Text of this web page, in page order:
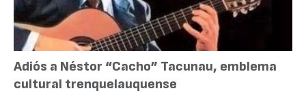
Adiós a Néstor “Cacho” Tacunau, emblema
cultural trenquelauquense